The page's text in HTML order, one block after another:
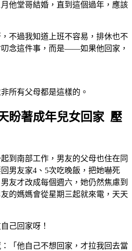
他堂哥結婚，直到這個過年，應該
不過我知道上班不容易，排休也不
念這件事，而是——如果他回家，
所有父母都是這樣的。
盼著成年兒女回家 壓
到南部工作，男友的父母也住在同
男友家4、5次吃晚飯，把她嚇死
友才改成每個週六，她仍然焦慮到
的媽媽會從星期三起就來電，天天
己回家呀！
「他自己不想回家，才拉我回去當